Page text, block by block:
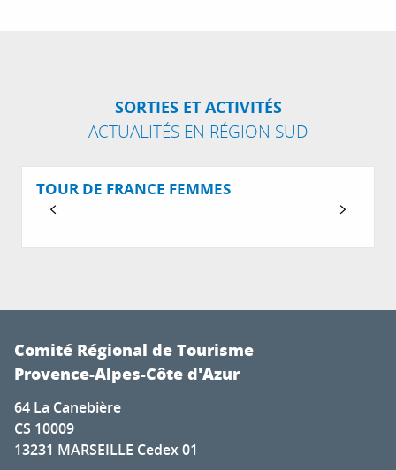
SORTIES ET ACTIVITÉS
ACTUALITÉS EN RÉGION SUD
TOUR DE FRANCE FEMMES
Comité Régional de Tourisme
Provence-Alpes-Côte d'Azur
64 La Canebière
CS 10009
13231 MARSEILLE Cedex 01